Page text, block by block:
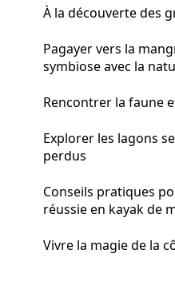
À la découverte des
Pagayer vers la
symbiose avec la
Rencontrer la faune
Explorer les lagons
perdus
Conseils pratiques
réussie en kayak de
Vivre la magie de la